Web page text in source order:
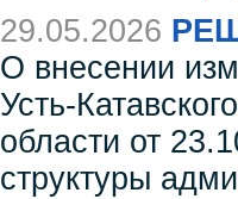
29.05.2026
О внесении
Усть-
области от
структуры